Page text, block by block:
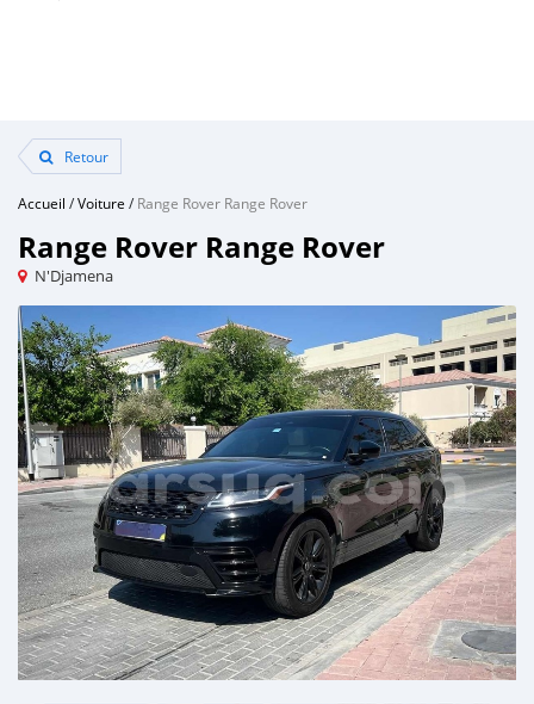
Retour
Accueil /Voiture /Range Rover Range Rover
Range Rover Range Rover
N'Djamena